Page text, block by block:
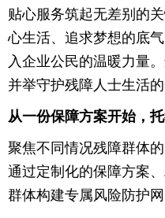
儿
旅
戏
快
讯
财
经
化
贴心服务筑起无差别的
心生活、追求梦想的底
入企业公民的温暖力量
并举守护残障人士生活的
从一份保障方案开始，
聚焦不同情况残障群体
通过定制化的保障方案
群体构建专属风险防护网